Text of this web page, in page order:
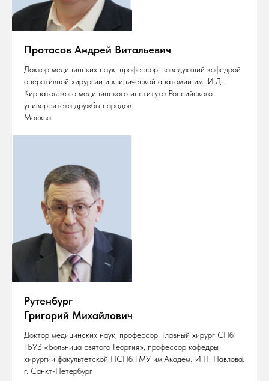
Протасов Андрей Витальевич
Доктор медицинских наук, профессор, заведующий кафедрой
оперативной хирургии и клинической анатомии им. И.Д.
Кирпатовского медицинского института Российского
университета дружбы народов.
Москва
Рутенбург
Григорий Михайлович
Доктор медицинских наук, профессор. Главный хирург СПб
ГБУЗ «Больница святого Георгия», профессор кафедры
хирургии факультетской ПСПб ГМУ им.Академ. И.П. Павлова.
г. Санкт-Петербург